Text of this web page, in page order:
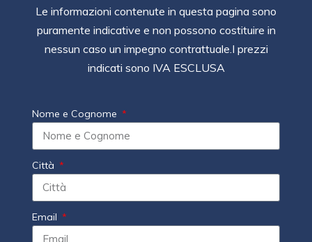
Le informazioni contenute in questa pagina sono
puramente indicative e non possono costituire in
nessun caso un impegno contrattuale.I prezzi
indicati sono IVA ESCLUSA
Nome e Cognome
Città
Email